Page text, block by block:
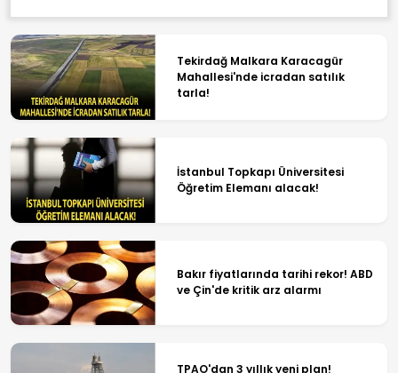
Tekirdağ Malkara Karacagür
Mahallesi'nde icradan satılık
tarla!
İstanbul Topkapı Üniversitesi
Öğretim Elemanı alacak!
Bakır fiyatlarında tarihi rekor! ABD
ve Çin'de kritik arz alarmı
TPAO'dan 3 yıllık yeni plan!